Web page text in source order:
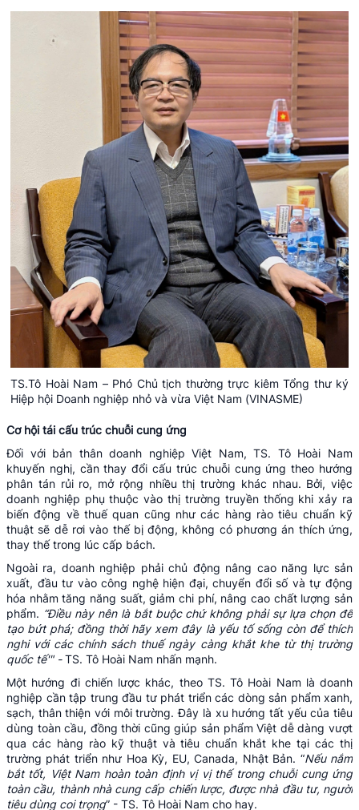
TS.Tô Hoài Nam – Phó Chủ tịch thường trực kiêm Tổng thư ký
Hiệp hội Doanh nghiệp nhỏ và vừa Việt Nam (VINASME)
Cơ hội tái cấu trúc chuỗi cung ứng
Đối với bản thândoanh nghiệp Việt Nam, TS. Tô Hoài Nam
khuyến nghị, cần thay đổi cấu trúc chuỗi cung ứng theo hướng
phân tán rủi ro, mở rộng nhiều thị trường khác nhau. Bởi, việc
doanh nghiệp phụ thuộc vào thị trường truyền thống khi xảy ra
biến động về thuế quan cũng như các hàng rào tiêu chuẩn kỹ
thuật sẽ dễ rơi vào thế bị động, không có phương án thích ứng,
thay thế trong lúc cấp bách.
Ngoài ra, doanh nghiệp phải chủ động nâng cao năng lực sản
xuất, đầu tư vào công nghệ hiện đại, chuyển đổi số và tự động
hóa nhằm tăng năng suất, giảm chi phí, nâng cao chất lượng sản
phẩm. “Điều này nên là bắt buộc chứ không phải sự lựa chọn để
tạo bứt phá; đồng thời hãy xem đây là yếu tố sống còn để thích
nghi với các chính sách thuế ngày càng khắt khe từ thị trường
quốc tế'" -TS. Tô Hoài Nam nhấn mạnh.
Một hướng đi chiến lược khác, theo TS. Tô Hoài Nam là doanh
nghiệp cần tập trung đầu tư phát triển các dòng sản phẩm xanh,
sạch, thân thiện với môi trường. Đây là xu hướng tất yếu của tiêu
dùng toàn cầu, đồng thời cũng giúp sản phẩm Việt dễ dàng vượt
qua các hàng rào kỹ thuật và tiêu chuẩn khắt khe tại các thị
trường phát triển như Hoa Kỳ, EU, Canada, Nhật Bản. “Nếunắm
bắt tốt, Việt Nam hoàn toàn định vị vị thế trong chuỗi cung ứng
toàn cầu, thành nhà cung cấp chiến lược, được nhà đầu tư, người
tiêu dùng coi trọng” - TS. Tô Hoài Nam cho hay.